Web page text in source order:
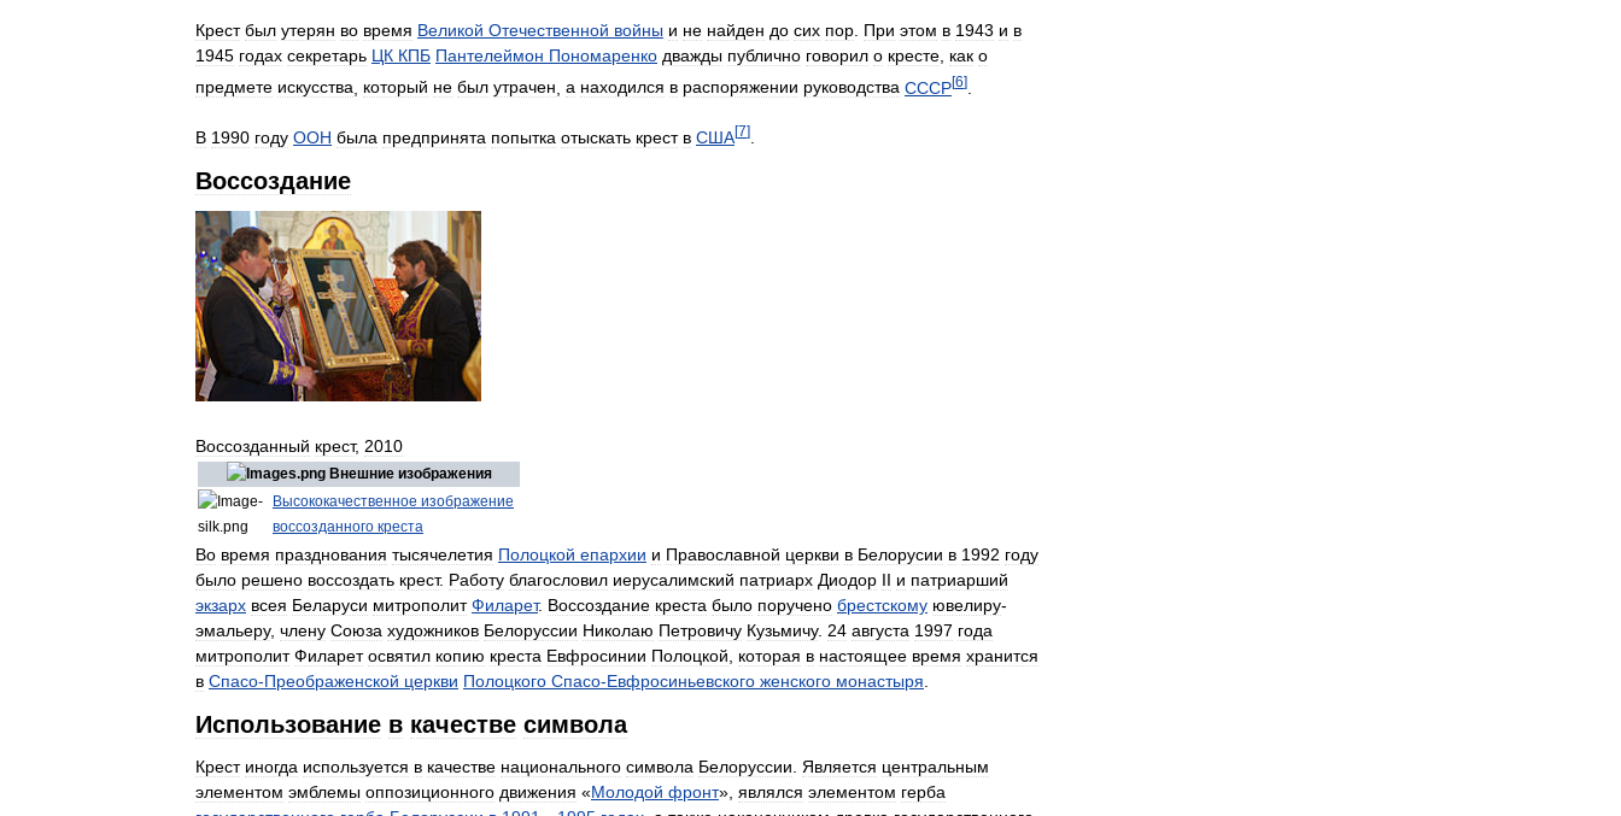
Крест был утерян во время Великой Отечественной войны и не найден до сих пор При этом в 1943 и в
1945 годах секретарь ЦК КПБ Пантелеймон Пономаренко дважды публично говорил о кресте как о
предмете искусства который не был утрачен а находился в распоряжении руководства СССР[6]
В 1990 году ООН была предпринята попытка отыскать крест в США[7]
Воссоздание
Воссозданный крест, 2010
Внешние изображения
Высококачественное изображение
воссозданного креста
Во время празднования тысячелетия Полоцкой епархии и Православной церкви в Белорусии в 1992 году
было решено воссоздать крест. Работу благословил иерусалимский патриарх Диодор II и патриарший
экзарх всея Беларуси митрополит Филарет. Воссоздание креста было поручено брестскому ювелиру-
эмальеру, члену Союза художников Белоруссии Николаю Петровичу Кузьмичу. 24 августа 1997 года
митрополит Филарет освятил копию креста Евфросинии Полоцкой которая в настоящее время хранится
в Спасо-Преображенской церкви Полоцкого Спасо-Евфросиньевского женского монастыря
Использование в качестве символа
Крест иногда используется в качестве национального символа Белоруссии Является центральным
элементом эмблемы оппозиционного движения «Молодой фронт», являлся элементом герба